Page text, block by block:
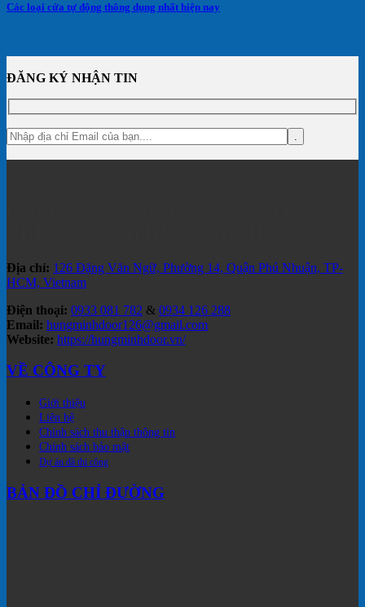
Các loại cửa tự động thông dụng nhất hiện nay
ĐĂNG KÝ NHẬN TIN
Địa chỉ: 126 Đặng Văn Ngữ, Phường 14, Quận Phú Nhuận, TP-
HCM, Vietnam
Điện thoại: 0933 081 782 & 0934 126 288
Email: hungminhdoor126@gmail.com
Website: https://hungminhdoor.vn/
VỀ CÔNG TY
Giới thiệu
Liên hệ
Chính sách thu thập thông tin
Chính sách bảo mật
Dự án đã thi công
BẢN ĐỒ CHỈ ĐƯỜNG